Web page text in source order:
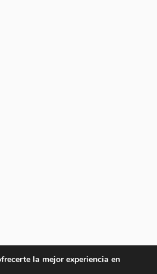
la mejor experiencia en